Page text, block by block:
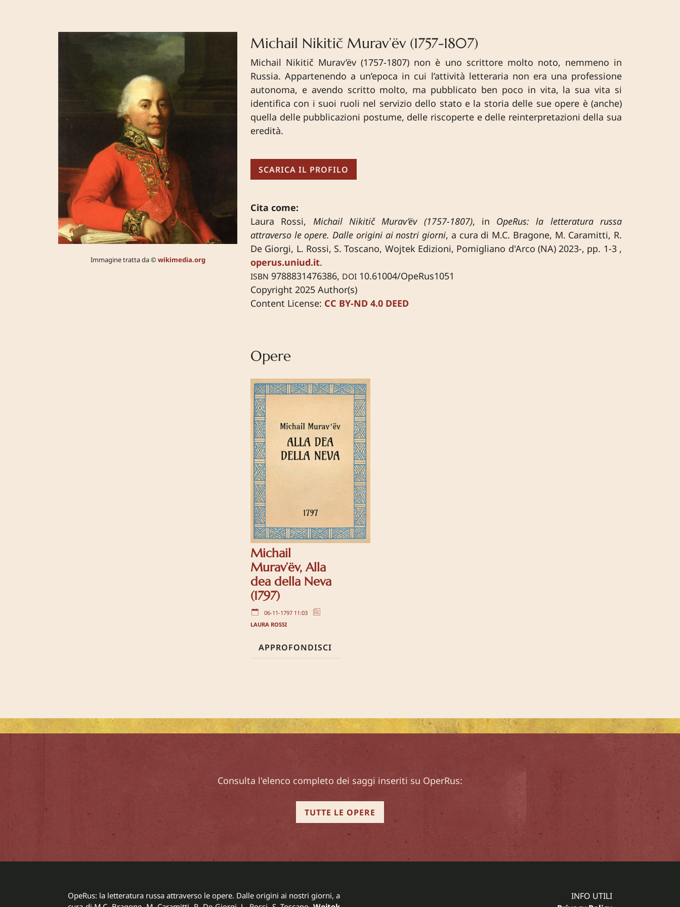
Immagine tratta da ©wikimedia.org
Michail Nikitič Murav’ëv (1757-1807)
Michail Nikitič Murav’ëv (1757-1807) non è uno scrittore molto noto, nemmeno in
Russia. Appartenendo a un’epoca in cui l’attività letteraria non era una professione
autonoma, e avendo scritto molto, ma pubblicato ben poco in vita, la sua vita si
identifica con i suoi ruoli nel servizio dello stato e la storia delle sue opere è (anche)
quella delle pubblicazioni postume, delle riscoperte e delle reinterpretazioni della sua
eredità.
SCARICA IL PROFILO
Cita come:
Laura Rossi, Michail Nikitič Murav’ëv (1757-1807), in OpeRus: la letteratura russa
attraverso le opere. Dalle origini ai nostri giorni, a cura di M.C. Bragone, M. Caramitti, R.
De Giorgi, L. Rossi, S. Toscano, Wojtek Edizioni, Pomigliano d'Arco (NA) 2023-, pp. 1-3 ,
operus.uniud.it.
ISBN 9788831476386, DOI 10.61004/OpeRus1051
Copyright 2025 Author(s)
Content License: CC BY-ND 4.0 DEED
Opere
Michail
Murav’ëv, Alla
dea della Neva
(1797)
06-11-1797 11:03
LAURA ROSSI
APPROFONDISCI
Consulta l'elenco completo dei saggi inseriti su OperRus:
TUTTE LE OPERE
OpeRus: la letteratura russa attraverso le opere. Dalle origini ai nostri giorni, a
INFO UTILI